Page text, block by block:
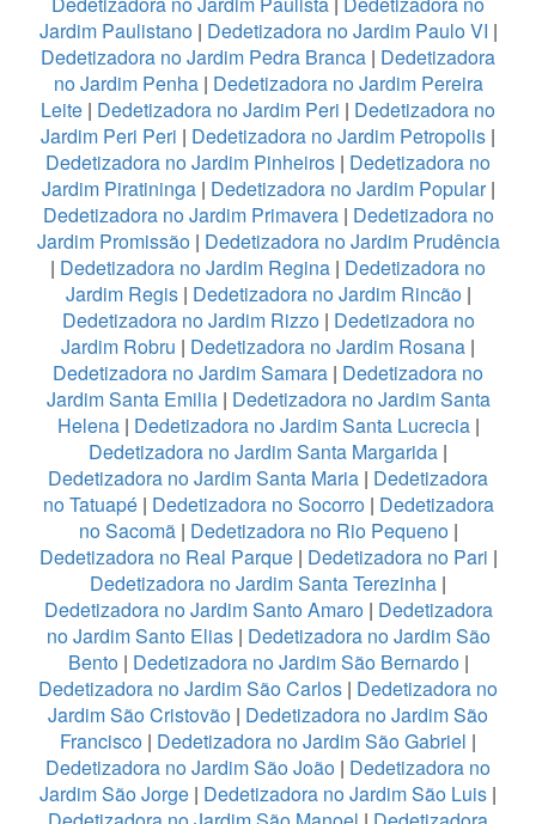
Jardim Paulistano| Dedetizadora no Jardim Paulo VI |
Dedetizadora no Jardim Pedra Branca | Dedetizadora
no Jardim Penha| Dedetizadora no Jardim Pereira
Leite | Dedetizadora no Jardim Peri | Dedetizadora no
Jardim Peri Peri | Dedetizadora no Jardim Petropolis |
Dedetizadora no Jardim Pinheiros | Dedetizadora no
Jardim Piratininga| Dedetizadora no Jardim Popular|
Dedetizadora no Jardim Primavera| Dedetizadora no
Jardim Promissão| Dedetizadora no Jardim Prudência
| Dedetizadora no Jardim Regina | Dedetizadora no
Jardim Regis| Dedetizadora no Jardim Rincão|
Dedetizadora no Jardim Rizzo| Dedetizadora no
Jardim Robru | Dedetizadora no Jardim Rosana |
Dedetizadora no Jardim Samara | Dedetizadora no
Jardim Santa Emilia| Dedetizadora no Jardim Santa
Helena| Dedetizadora no Jardim Santa Lucrecia|
Dedetizadora no Jardim Santa Margarida |
Dedetizadora no Jardim Santa Maria | Dedetizadora
no Tatuapé| Dedetizadora no Socorro| Dedetizadora
no Sacomã| Dedetizadora no Rio Pequeno|
Dedetizadora no Real Parque| Dedetizadora no Pari |
Dedetizadora no Jardim Santa Terezinha |
Dedetizadora no Jardim Santo Amaro| Dedetizadora
no Jardim Santo Elias| Dedetizadora no Jardim São
Bento| Dedetizadora no Jardim São Bernardo|
Dedetizadora no Jardim São Carlos | Dedetizadora no
Jardim São Cristovão | Dedetizadora no Jardim São
Francisco | Dedetizadora no Jardim São Gabriel |
Dedetizadora no Jardim São João | Dedetizadora no
Jardim São Jorge | Dedetizadora no Jardim São Luis |